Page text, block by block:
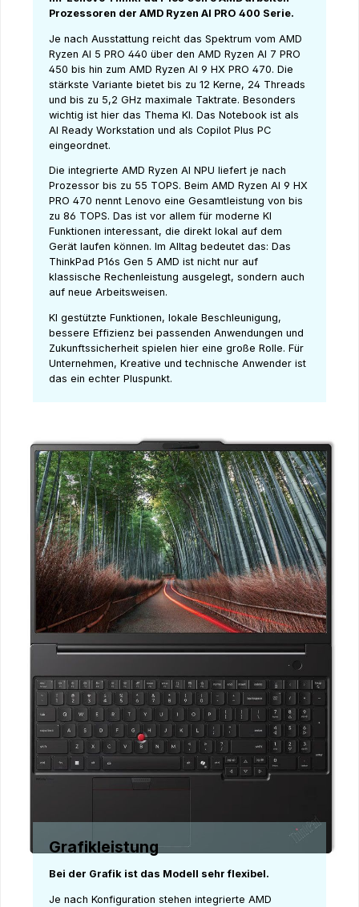
Prozessoren der AMD Ryzen AI PRO 400 Serie.
Je nach Ausstattung reicht das Spektrum vom AMD
Ryzen AI 5 PRO 440 über den AMD Ryzen AI 7 PRO
450 bis hin zum AMD Ryzen AI 9 HX PRO 470. Die
stärkste Variante bietet bis zu 12 Kerne, 24 Threads
und bis zu 5,2 GHz maximale Taktrate. Besonders
wichtig ist hier das Thema KI. Das Notebook ist als
AI Ready Workstation und als Copilot Plus PC
eingeordnet.
Die integrierte AMD Ryzen AI NPU liefert je nach
Prozessor bis zu 55 TOPS. Beim AMD Ryzen AI 9 HX
PRO 470 nennt Lenovo eine Gesamtleistung von bis
zu 86 TOPS. Das ist vor allem für moderne KI
Funktionen interessant, die direkt lokal auf dem
Gerät laufen können. Im Alltag bedeutet das: Das
ThinkPad P16s Gen 5 AMD ist nicht nur auf
klassische Rechenleistung ausgelegt, sondern auch
auf neue Arbeitsweisen.
KI gestützte Funktionen, lokale Beschleunigung,
bessere Effizienz bei passenden Anwendungen und
Zukunftssicherheit spielen hier eine große Rolle. Für
Unternehmen, Kreative und technische Anwender ist
das ein echter Pluspunkt.
Grafikleistung
Bei der Grafik ist das Modell sehr flexibel.
Je nach Konfiguration stehen integrierte AMD